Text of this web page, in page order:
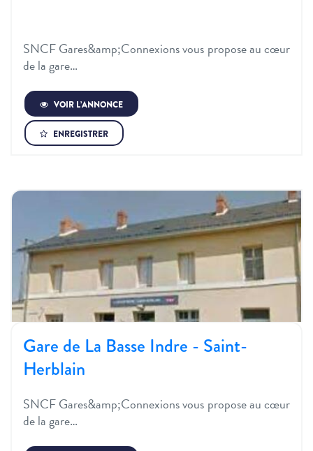
SNCF Gares&amp;Connexions vous propose au cœur
de la gare…
VOIR L’ANNONCE
ENREGISTRER
Gare de La Basse Indre - Saint-
Herblain
SNCF Gares&amp;Connexions vous propose au cœur
de la gare…